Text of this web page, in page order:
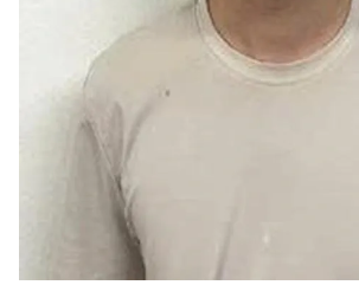
Đọc Thanh Niên trên điện thoại
Theo dõi báo trên